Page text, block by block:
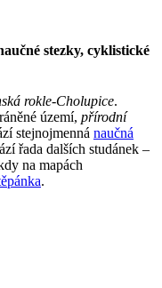
stezky, cyklistické
rokle-Cholupice.
území, přírodní
stejnojmenná naučná
řada dalších studánek –
na mapách
.